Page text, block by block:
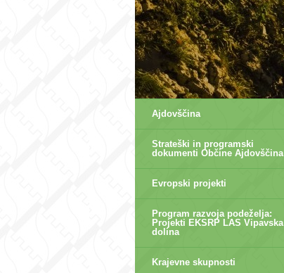
Ajdovščina
Strateški in programski
dokumenti Občine Ajdovščina
Evropski projekti
Program razvoja podeželja:
Projekti EKSRP LAS Vipavska
dolina
Krajevne skupnosti